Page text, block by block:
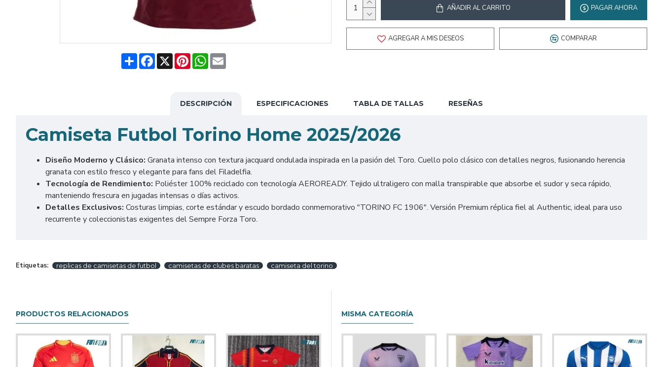
ShareFacebook
X PinterestWhatsApp
Email
AÑADIR AL CARRITO PAGAR AHORA
AGREGAR A MIS DESEOS COMPARAR
DESCRIPCIÓN ESPECIFICACIONES TABLA DE TALLAS RESEÑAS
Camiseta Futbol Torino Home 2025/2026
Diseño Moderno y Clásico: Granata intenso con textura jacquard ondulada inspirada en la pasión del Toro. Cuello polo clásico con detalles negros, fusionando herencia
granata con estilo fresco y elegante para fans del Filadelfia.
Tecnología de Rendimiento: Poliéster 100% reciclado con tecnología AEROREADY. Tejido ultraligero con malla transpirable que absorbe el sudor y seca rápido,
manteniendo frescura en jugadas intensas o días activos.
Detalles Exclusivos: Costuras limpias, corte estándar y escudo bordado conmemorativo "TORINO FC 1906". Versión Premium réplica fiel al Authentic, ideal para uso
recurrente y coleccionistas exigentes del Sempre Forza Toro.
Etiquetas: replicas de camisetas de futbol camisetas de clubes baratas camiseta del torino
PRODUCTOS RELACIONADOS MISMA CATEGORÍA